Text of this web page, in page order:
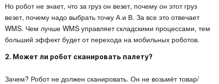
Но робот не знает, что за груз он везет, почему он этот груз
везет, почему надо выбрать точку А и В. За все это отвечает
WMS. Чем лучше WMS управляет складскими процессами, тем
больший эффект будет от перехода на мобильных роботов.
2. Может ли робот сканировать палету?
Зачем? Робот не должен сканировать. Он не возьмёт товар/